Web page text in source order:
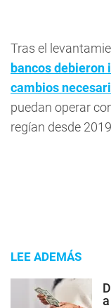
Tras el
bancos
cambios
puedan operar
regían desde
LEE ADEMÁS